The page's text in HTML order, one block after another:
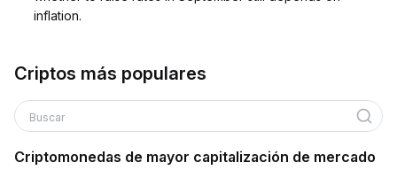
inflation.
Criptos más populares
Buscar
Criptomonedas de mayor capitalización de mercado